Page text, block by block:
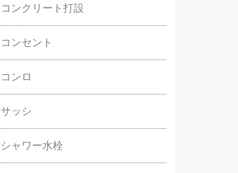
コンクリート打設
コンセント
コンロ
サッシ
シャワー水栓